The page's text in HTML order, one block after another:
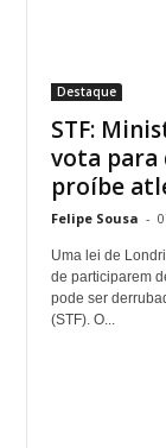
Destaque
STF:
vota para
proíbe
Felipe Sousa -
Uma lei de
de participarem
pode ser
(STF). O...